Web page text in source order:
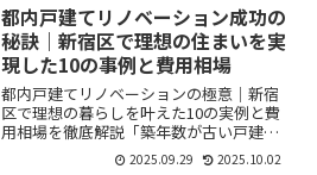
はやはり費用や失敗しないリフォームの
進め方ではないでしょうか...
都内戸建てリノベーション成功の
秘訣｜新宿区で理想の住まいを実
現した10の事例と費用相場
都内戸建てリノベーションの極意｜新宿
区で理想の暮らしを叶えた10の実例と費
用相場を徹底解説「築年数が古い戸建て
をおしゃれに生まれ変わらせたい」「東
京・新宿区で快適な住まいを手に入れた
2025.09.29 2025.10.02